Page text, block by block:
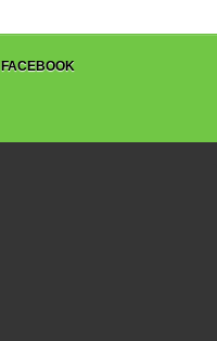
FACEBOOK